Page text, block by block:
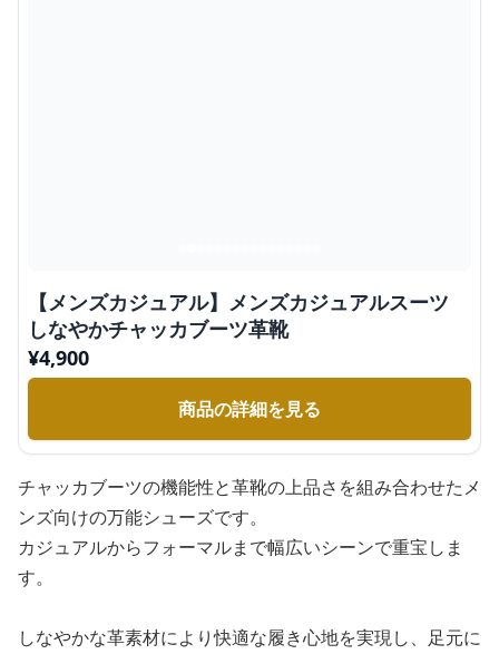
【メンズカジュアル】メンズカジュアルスーツ
しなやかチャッカブーツ革靴
¥4,900
商品の詳細を見る
チャッカブーツの機能性と革靴の上品さを組み合わせたメ
ンズ向けの万能シューズです。
カジュアルからフォーマルまで幅広いシーンで重宝しま
す。
しなやかな革素材により快適な履き心地を実現し、足元に